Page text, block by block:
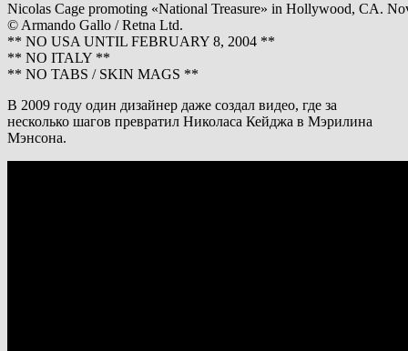
Nicolas Cage promoting «National Treasure» in Hollywood, CA.
© Armando Gallo / Retna Ltd.
** NO USA UNTIL FEBRUARY 8, 2004 **
** NO ITALY **
** NO TABS / SKIN MAGS **
В 2009 году один дизайнер даже создал видео, где за
несколько шагов превратил Николаса Кейджа в Мэрилина
Мэнсона.